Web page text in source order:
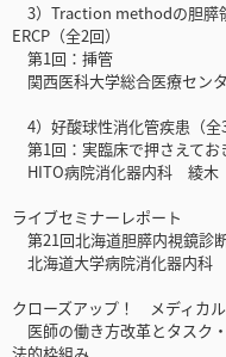
3）Traction methodの胆膵
ERCP（全2回）
第1回：挿管
関西医科大学総合医療セ
4）好酸球性消化管疾患（全3
第1回：実臨床で押さえて
HITO病院消化器内科 綾
ライブセミナーレポート
第21回北海道胆膵内視鏡診
北海道大学病院消化器内
クローズアップ！ メディカル
医師の働き方改革とタスク